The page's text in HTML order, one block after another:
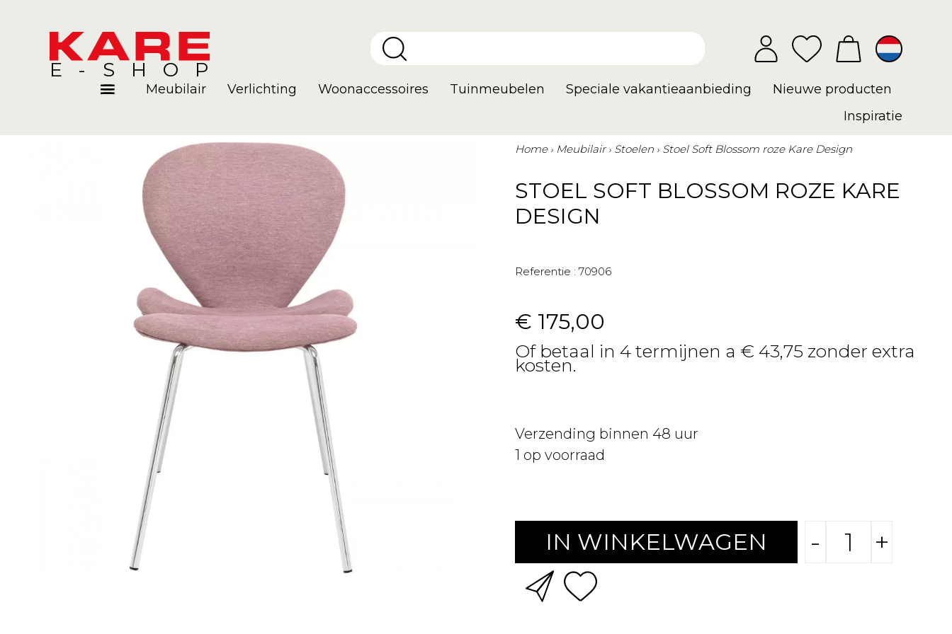
E-SHOP
Meubilair Verlichting Woonaccessoires Tuinmeubelen Speciale vakantieaanbieding
Nieuwe producten
Inspiratie
Home Meubilair Stoelen Stoel Soft Blossom roze Kare Design
STOEL SOFT BLOSSOM ROZE KARE
DESIGN
Referentie : 70906
€ 175,00
Of betaal in 4 termijnen a € 43,75 zonder extra
kosten.
Verzending binnen 48 uur
1 op voorraad
IN WINKELWAGEN - +